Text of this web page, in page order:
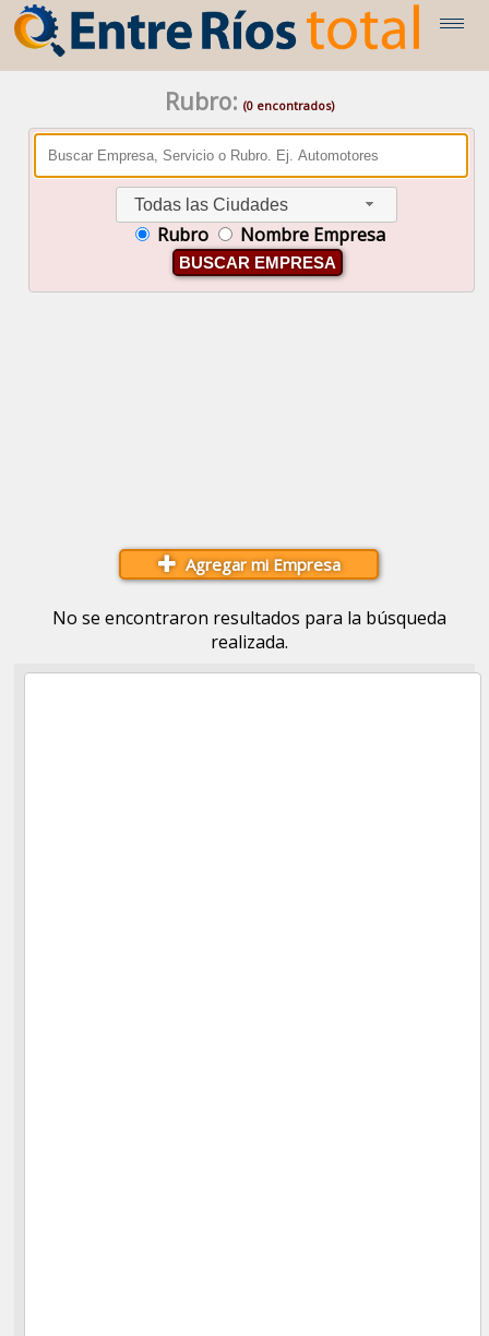
Rubro: (0 encontrados)
Todas las Ciudades
Rubro Nombre Empresa
BUSCAR EMPRESA
Agregar mi Empresa
No se encontraron resultados para la búsqueda
realizada.